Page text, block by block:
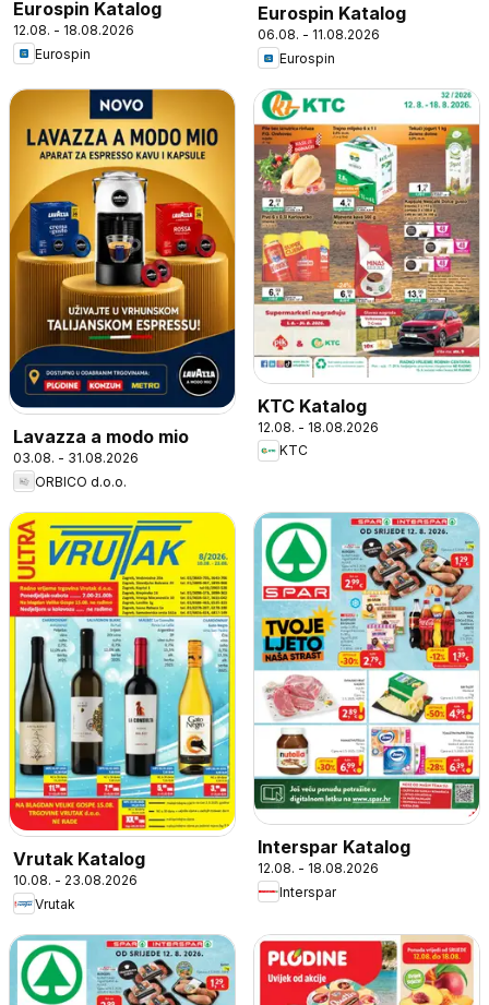
Eurospin Katalog
12.08. - 18.08.2026
Eurospin
Eurospin Katalog
06.08. - 11.08.2026
Eurospin
Lavazza a modo mio
03.08. - 31.08.2026
ORBICO d.o.o.
KTC Katalog
12.08. - 18.08.2026
KTC
Vrutak Katalog
10.08. - 23.08.2026
Vrutak
Interspar Katalog
12.08. - 18.08.2026
Interspar